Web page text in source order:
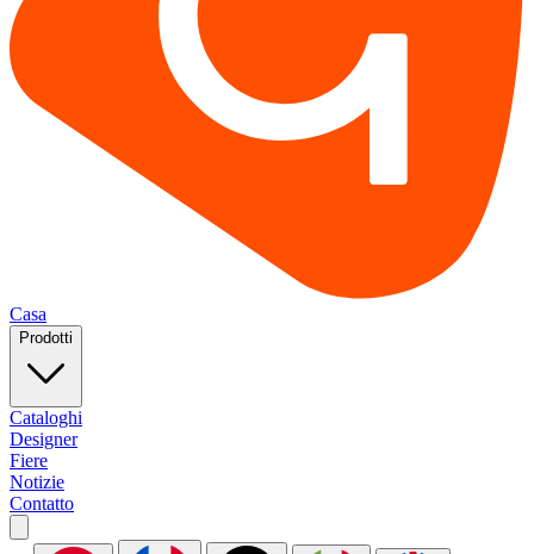
Casa
Prodotti
Cataloghi
Designer
Fiere
Notizie
Contatto